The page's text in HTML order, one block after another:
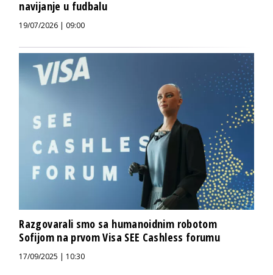
navijanje u fudbalu
19/07/2026 | 09:00
Razgovarali smo sa humanoidnim robotom
Sofijom na prvom Visa SEE Cashless forumu
17/09/2025 | 10:30